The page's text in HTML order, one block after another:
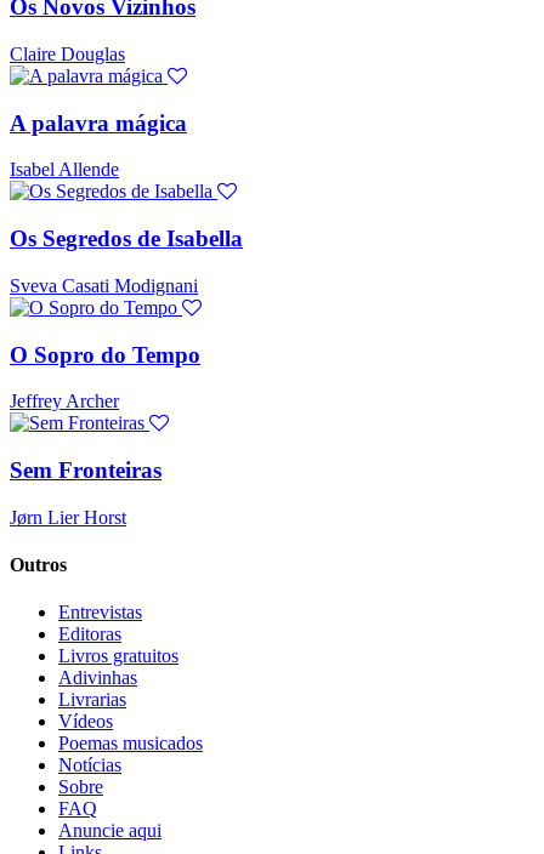
Os Novos Vizinhos
Claire Douglas
A palavra mágica
Isabel Allende
Os Segredos de Isabella
Sveva Casati Modignani
O Sopro do Tempo
Jeffrey Archer
Sem Fronteiras
Jørn Lier Horst
Outros
Entrevistas
Editoras
Livros gratuitos
Adivinhas
Livrarias
Vídeos
Poemas musicados
Notícias
Sobre
FAQ
Anuncie aqui